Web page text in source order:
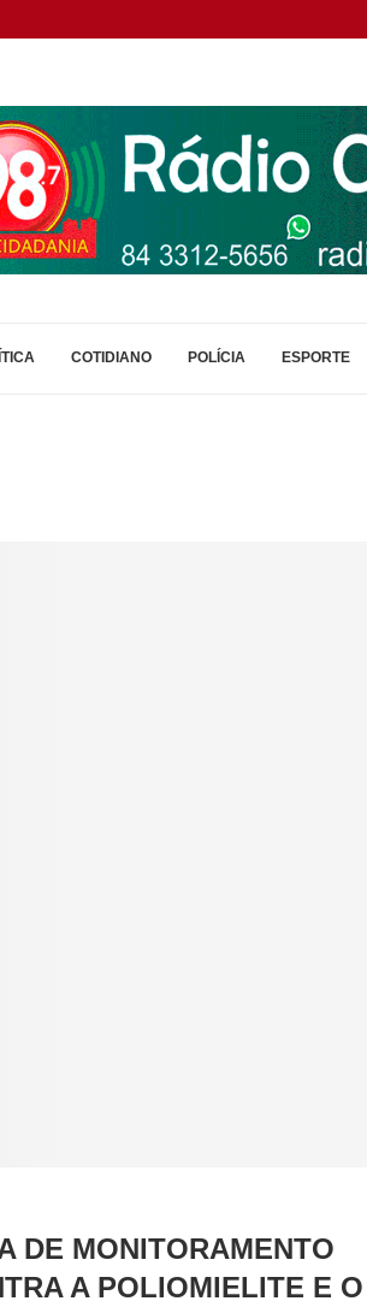
COTIDIANO POLÍCIA ESPORTE
DE MONITORAMENTO
A POLIOMIELITE E O